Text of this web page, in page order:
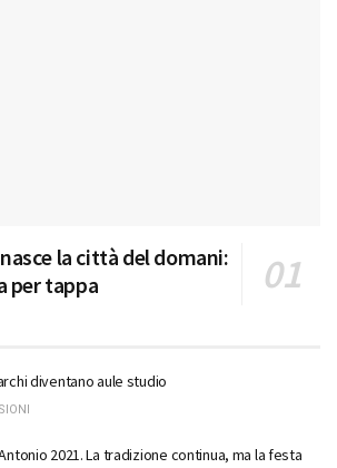
la città del domani:
per tappa
diventano aule studio
2021. La tradizione continua, ma la festa